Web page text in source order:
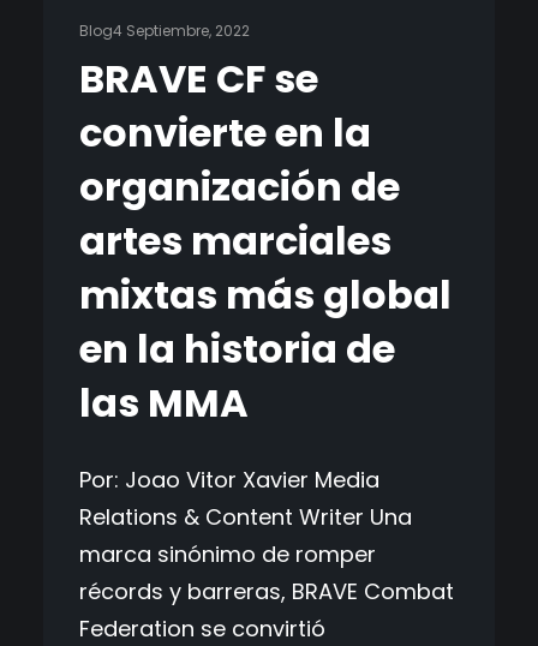
Blog4 Septiembre, 2022
BRAVE CF se
convierte en la
organización de
artes marciales
mixtas más global
en la historia de
las MMA
Por: Joao Vitor Xavier Media
Relations & Content Writer Una
marca sinónimo de romper
récords y barreras, BRAVE Combat
Federation se convirtió